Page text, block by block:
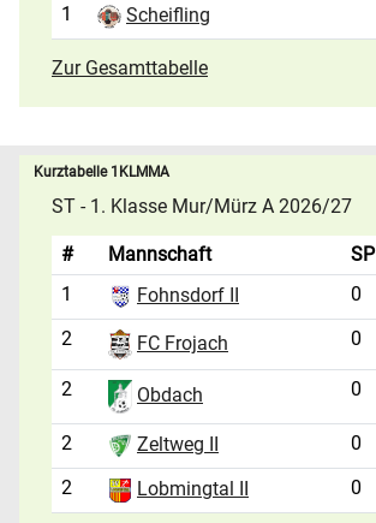
1
Scheifling
Zur Gesamttabelle
Kurztabelle 1KLMMA
ST - 1. Klasse Mur/Mürz A 2026/27
# Mannschaft SP
1
Fohnsdorf II 0
2
FC Frojach 0
2 Obdach 0
2 Zeltweg II 0
2
Lobmingtal II 0